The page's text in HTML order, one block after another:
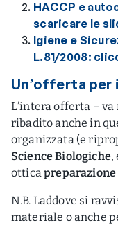
HACCP e
scaricare le
Igiene e
L.81/2008:
Un’offerta per
L’intera offerta –
ribadito anche in
organizzata (e
Science Biologiche,
otticapreparazione
N.B. Laddove si
materiale o anche